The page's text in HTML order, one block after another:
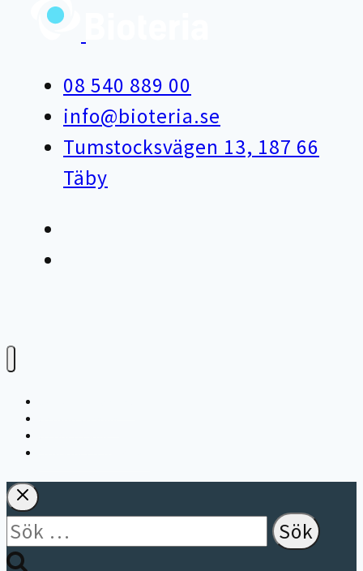
08 540 889 00
info@bioteria.se
Tumstocksvägen 13, 187 66
Täby
Sök
efter: